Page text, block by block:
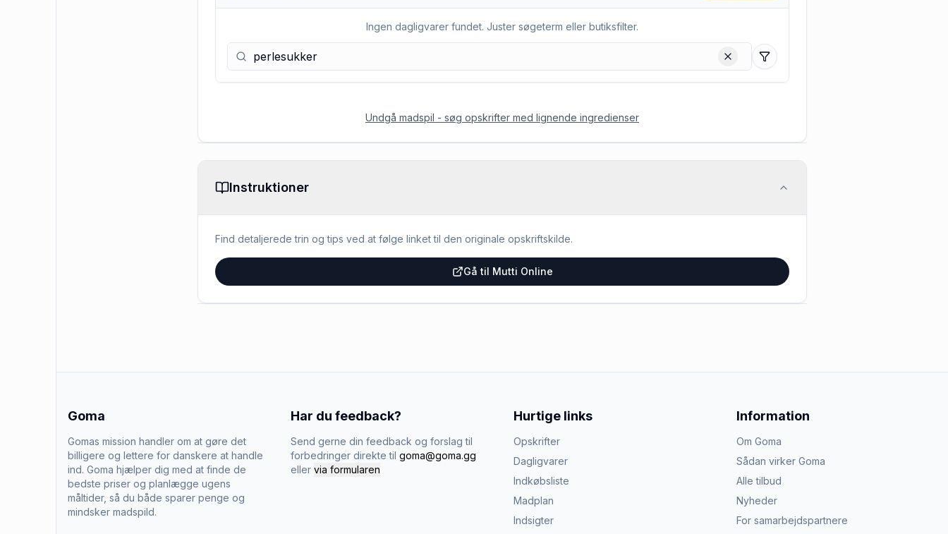
Ingen dagligvarer fundet. Juster søgeterm eller butiksfilter.
Filtre
Undgå madspil - søg opskrifter med lignende ingredienser
Instruktioner
Find detaljerede trin og tips ved at følge linket til den originale opskriftskilde.
Gå til Mutti Online
Goma
Gomas mission handler om at gøre det
billigere og lettere for danskere at handle
ind. Goma hjælper dig med at finde de
bedste priser og planlægge ugens
måltider, så du både sparer penge og
mindsker madspild.
Har du feedback?
Send gerne din feedback og forslag til
forbedringer direkte til goma@goma.gg
eller via formularen
Hurtige links
Opskrifter
Dagligvarer
Indkøbsliste
Madplan
Indsigter
Information
Om Goma
Sådan virker Goma
Alle tilbud
Nyheder
For samarbejdspartnere